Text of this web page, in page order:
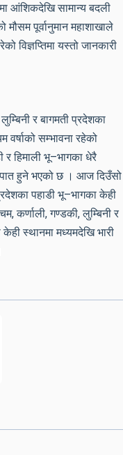
आंशिकदेखि सामान्य बदली
मौसम पूर्वानुमान महाशाखाले
विज्ञप्तिमा यस्तो जानकारी
र बागमती प्रदेशका
सम्भावना रहेको
हिमाली भू–भागका धेरै
हुने भएको छ । आज दिउँसो
पहाडी भू–भागका केही
कर्णाली, गण्डकी, लुम्बिनी र
स्थानमा मध्यमदेखि भारी